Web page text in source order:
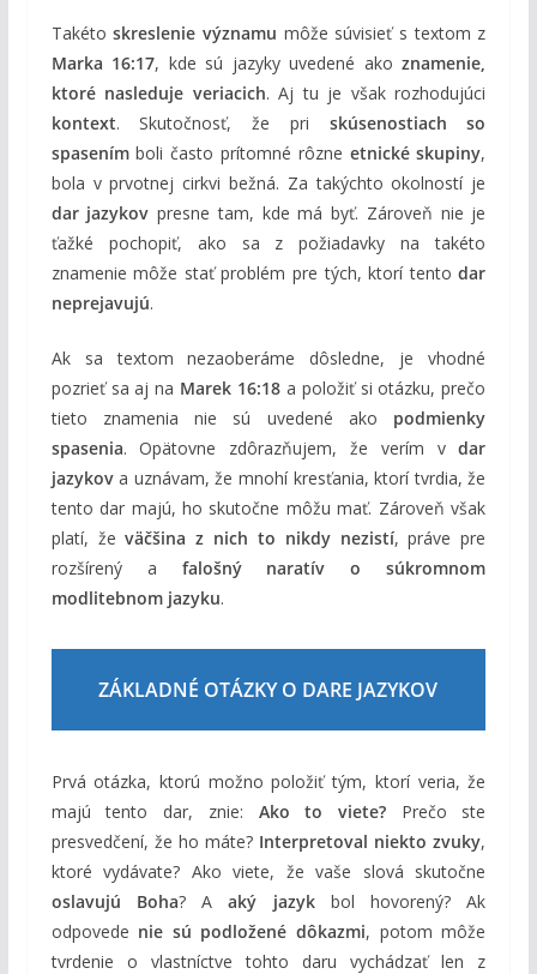
Takétoskreslenie významu môže súvisieť s textom z
Marka 16:17, kde sú jazyky uvedené akoznamenie,
ktoré nasleduje veriacich. Aj tu je však rozhodujúci
kontext. Skutočnosť, že pri skúsenostiach so
spasenímboli často prítomné rôzne etnické skupiny,
bola v prvotnej cirkvi bežná. Za takýchto okolností je
dar jazykov presne tam, kde má byť. Zároveň nie je
ťažké pochopiť, ako sa z požiadavky na takéto
znamenie môže stať problém pre tých, ktorí tentodar
neprejavujú.
Ak sa textom nezaoberáme dôsledne, je vhodné
pozrieť sa aj na Marek 16:18 a položiť si otázku, prečo
tieto znamenia nie sú uvedené ako podmienky
spasenia. Opätovne zdôrazňujem, že verím vdar
jazykova uznávam, že mnohí kresťania, ktorí tvrdia, že
tento dar majú, ho skutočne môžu mať. Zároveň však
platí, ževäčšina z nich to nikdy nezistí, práve pre
rozšírený a falošný naratív o súkromnom
modlitebnom jazyku.
ZÁKLADNÉ OTÁZKY O DARE JAZYKOV
Prvá otázka, ktorú možno položiť tým, ktorí veria, že
majú tento dar, znie: Ako to viete?Prečo ste
presvedčení, že ho máte? Interpretoval niekto zvuky,
ktoré vydávate? Ako viete, že vaše slová skutočne
oslavujú Boha? Aaký jazykbol hovorený? Ak
odpovede nie sú podložené dôkazmi, potom môže
tvrdenie o vlastníctve tohto daru vychádzať len z